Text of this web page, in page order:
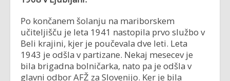
Po končanem šolanju na mariborskem
učiteljišču je leta 1941 nastopila prvo službo v
Beli krajini, kjer je poučevala dve leti. Leta
1943 je odšla v partizane. Nekaj mesecev je
bila brigadna bolničarka, nato pa je odšla v
glavni odbor AFŽ za Slovenijo. Ker je bila